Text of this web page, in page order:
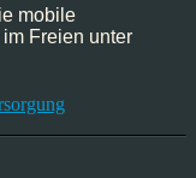
Astrofotografie
mobile
Freien unter